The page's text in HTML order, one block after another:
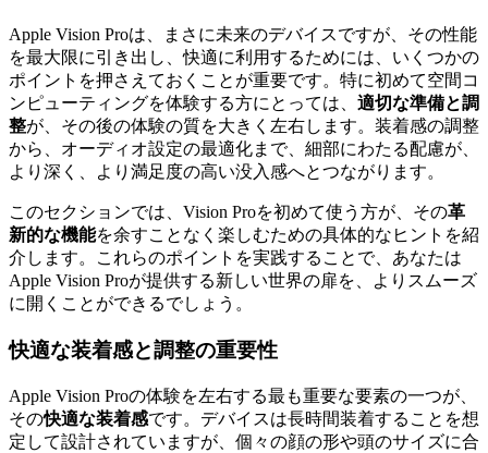
Apple Vision Proは、まさに未来のデバイスですが、その性能
を最大限に引き出し、快適に利用するためには、いくつかの
ポイントを押さえておくことが重要です。特に初めて空間コ
ンピューティングを体験する方にとっては、 適切な準備と調
整が、その後の体験の質を大きく左右します。装着感の調整
から、オーディオ設定の最適化まで、細部にわたる配慮が、
より深く、より満足度の高い没入感へとつながります。
このセクションでは、Vision Proを初めて使う方が、その革
新的な機能を余すことなく楽しむための具体的なヒントを紹
介します。これらのポイントを実践することで、あなたは
Apple Vision Proが提供する新しい世界の扉を、よりスムーズ
に開くことができるでしょう。
快適な装着感と調整の重要性
Apple Vision Proの体験を左右する最も重要な要素の一つが、
その快適な装着感です。デバイスは長時間装着することを想
定して設計されていますが、個々の顔の形や頭のサイズに合